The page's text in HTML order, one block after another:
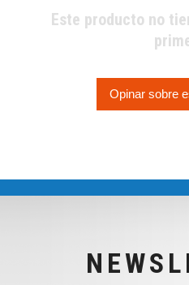
Este producto no
Opinar sobre